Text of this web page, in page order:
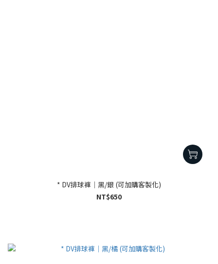
* DV排球褲｜黑/銀 (可加購客製化)
NT$650